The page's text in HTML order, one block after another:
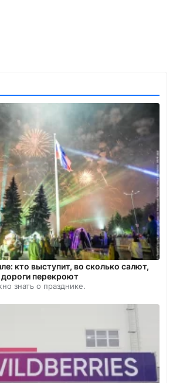
кто выступит, во сколько салют,
дороги перекроют
знать о празднике.